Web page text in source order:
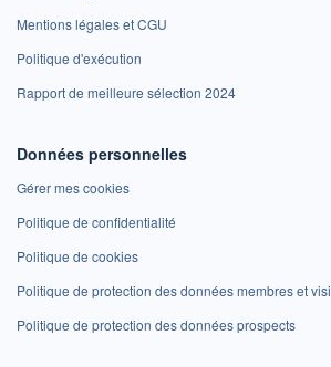
Mentions légales et CGU
Politique d'exécution
Rapport de meilleure sélection 2024
Données personnelles
Gérer mes cookies
Politique de confidentialité
Politique de cookies
Politique de protection des données membres et
Politique de protection des données prospects